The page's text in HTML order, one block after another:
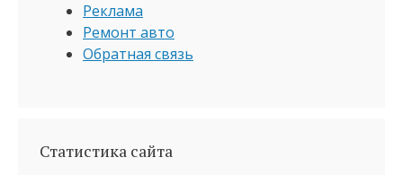
Реклама
Ремонт авто
Обратная связь
Статистика сайта